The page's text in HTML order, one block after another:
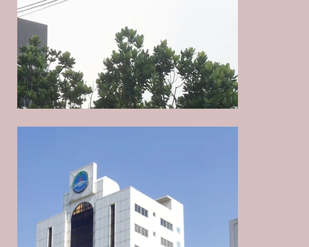
汎生製薬工場の工場事務所工程
汎生製薬工場の工場事務所工程
神農生産工場の設計一括請負
神農生産工場の設計一括請負